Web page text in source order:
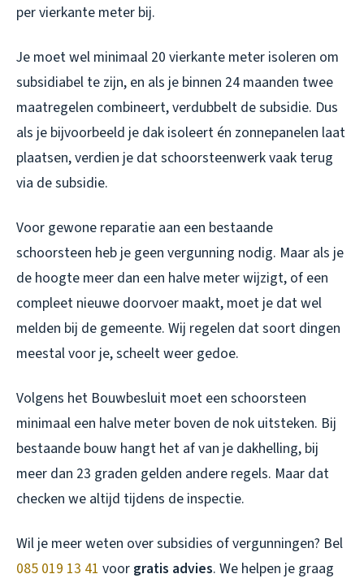
per vierkante meter bij.
Je moet wel minimaal 20 vierkante meter isoleren om
subsidiabel te zijn, en als je binnen 24 maanden twee
maatregelen combineert, verdubbelt de subsidie. Dus
als je bijvoorbeeld je dak isoleert én zonnepanelen laat
plaatsen, verdien je dat schoorsteenwerk vaak terug
via de subsidie.
Voor gewone reparatie aan een bestaande
schoorsteen heb je geen vergunning nodig. Maar als je
de hoogte meer dan een halve meter wijzigt, of een
compleet nieuwe doorvoer maakt, moet je dat wel
melden bij de gemeente. Wij regelen dat soort dingen
meestal voor je, scheelt weer gedoe.
Volgens het Bouwbesluit moet een schoorsteen
minimaal een halve meter boven de nok uitsteken. Bij
bestaande bouw hangt het af van je dakhelling, bij
meer dan 23 graden gelden andere regels. Maar dat
checken we altijd tijdens de inspectie.
Wil je meer weten over subsidies of vergunningen? Bel
085 019 13 41 voor gratis advies. We helpen je graag